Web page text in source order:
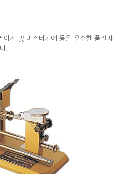
이지 및 마스터기어 등을 우수한 품질과
.